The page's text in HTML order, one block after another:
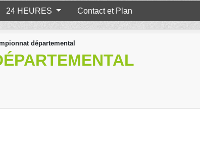
24 HEURES Contact et Plan
départemental